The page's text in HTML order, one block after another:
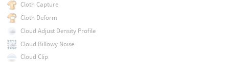
Cloth Capture
Cloth Deform
Cloud Adjust Density Profile
Cloud Billowy Noise
Cloud Clip